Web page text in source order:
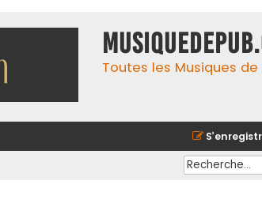
Toutes les Musiques de